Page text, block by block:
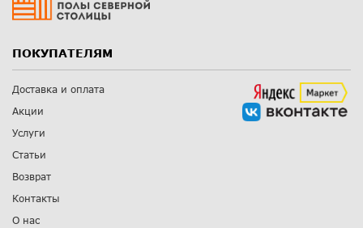
ПОКУПАТЕЛЯМ
Доставка и оплата
Акции
Услуги
Статьи
Возврат
Контакты
О нас